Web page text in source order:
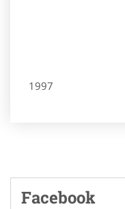
1997
Facebook